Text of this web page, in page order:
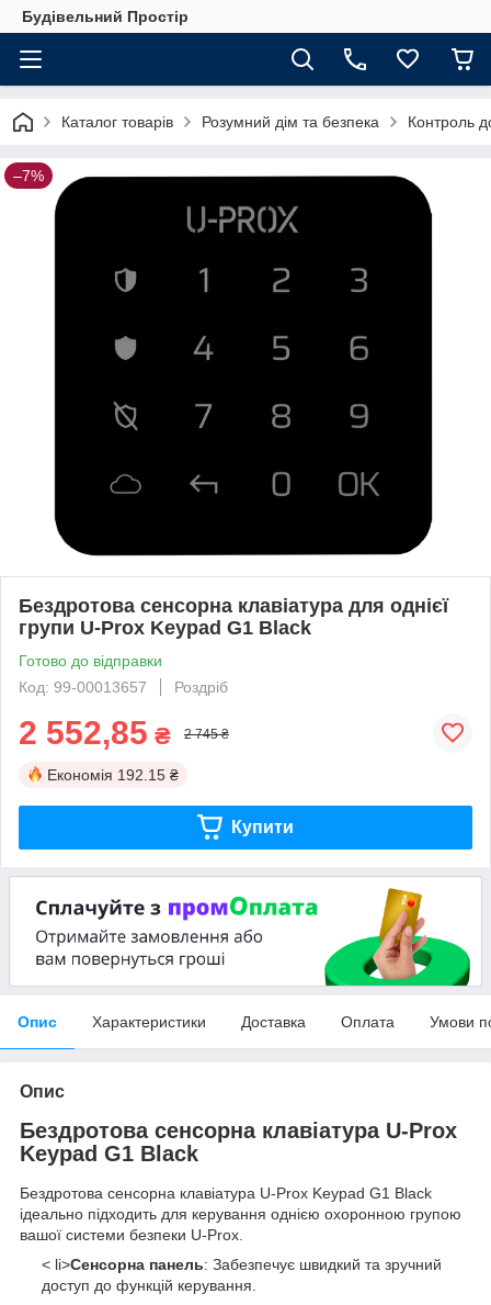
Будівельний Простір
Каталог товарів Розумний дім та безпека Контроль
–7%
Бездротова сенсорна клавіатура для однієї
групи U-Prox Keypad G1 Black
Готово до відправки
Код: 99-00013657
Роздріб
2 552,85 ₴ 2 745 ₴
Економія 192.15 ₴
Купити
Опис Характеристики Доставка Оплата Умови
Опис
Бездротова сенсорна клавіатура U-Prox
Keypad G1 Black
Бездротова сенсорна клавіатура U-Prox Keypad G1 Black
ідеально підходить для керування однією охоронною групою
вашої системи безпеки U-Prox.
< li>Сенсорна панель: Забезпечує швидкий та зручний
доступ до функцій керування.